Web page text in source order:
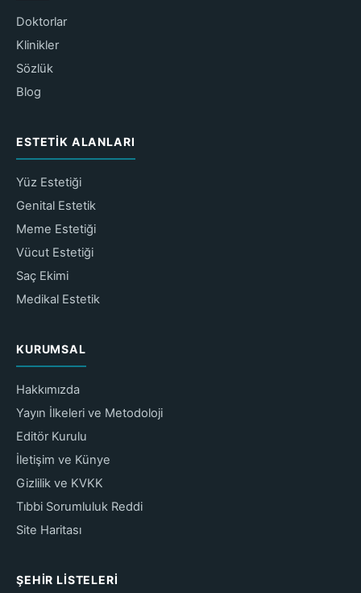
Doktorlar
Klinikler
Sözlük
Blog
ESTETIK ALANLARI
Yüz Estetiği
Genital Estetik
Meme Estetiği
Vücut Estetiği
Saç Ekimi
Medikal Estetik
KURUMSAL
Hakkımızda
Yayın İlkeleri ve Metodoloji
Editör Kurulu
İletişim ve Künye
Gizlilik ve KVKK
Tıbbi Sorumluluk Reddi
Site Haritası
ŞEHIR LISTELERI